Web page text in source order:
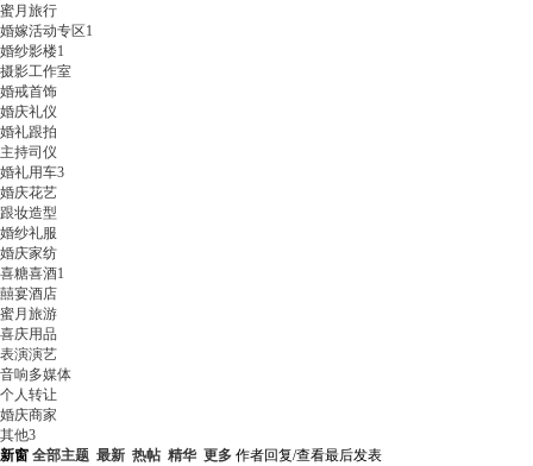
蜜月旅行
婚嫁活动专区1
婚纱影楼1
摄影工作室
婚戒首饰
婚庆礼仪
婚礼跟拍
主持司仪
婚礼用车3
婚庆花艺
跟妆造型
婚纱礼服
婚庆家纺
喜糖喜酒1
囍宴酒店
蜜月旅游
喜庆用品
表演演艺
音响多媒体
个人转让
婚庆商家
其他3
新窗 全部主题 最新 热帖 精华 更多 作者回复/查看最后发表